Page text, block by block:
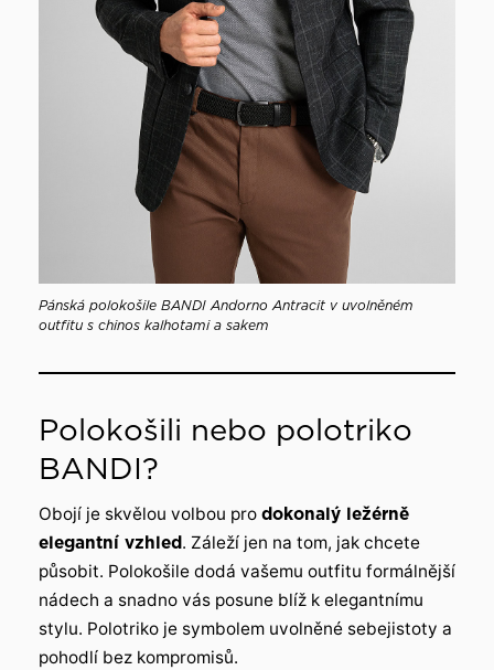
Pánská polokošile BANDI Andorno Antracit v uvolněném
outfitu s chinos kalhotami a sakem
Polokošili nebo polotriko
BANDI?
Obojí je skvělou volbou pro dokonalý ležérně
elegantní vzhled. Záleží jen na tom, jak chcete
působit. Polokošile dodá vašemu outfitu formálnější
nádech a snadno vás posune blíž k elegantnímu
stylu. Polotriko je symbolem uvolněné sebejistoty a
pohodlí bez kompromisů.